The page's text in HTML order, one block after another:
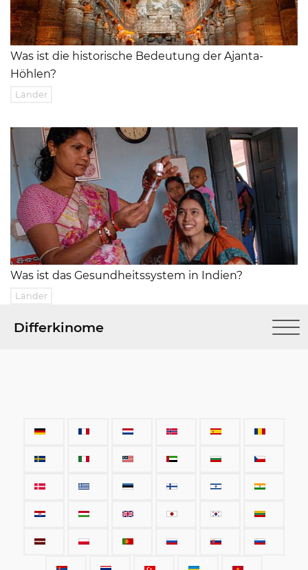
Was ist die historische Bedeutung der Ajanta-
Höhlen?
Länder
Was ist das Gesundheitssystem in Indien?
Länder
Differkinome